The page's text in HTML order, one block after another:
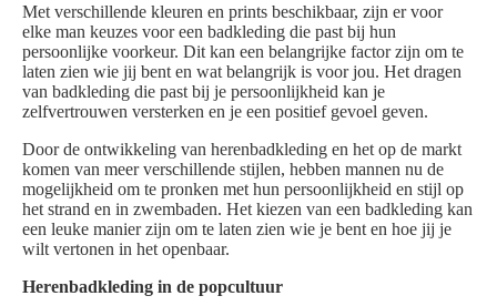
Met verschillende kleuren en prints beschikbaar, zijn er voor
elke man keuzes voor een badkleding die past bij hun
persoonlijke voorkeur. Dit kan een belangrijke factor zijn om te
laten zien wie jij bent en wat belangrijk is voor jou. Het dragen
van badkleding die past bij je persoonlijkheid kan je
zelfvertrouwen versterken en je een positief gevoel geven.
Door de ontwikkeling van herenbadkleding en het op de markt
komen van meer verschillende stijlen, hebben mannen nu de
mogelijkheid om te pronken met hun persoonlijkheid en stijl op
het strand en in zwembaden. Het kiezen van een badkleding kan
een leuke manier zijn om te laten zien wie je bent en hoe jij je
wilt vertonen in het openbaar.
Herenbadkleding in de popcultuur